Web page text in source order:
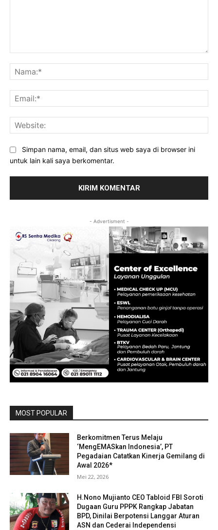
Simpan nama, email, dan situs web saya di browser ini
untuk lain kali saya berkomentar.
- Advertisment -
MOST POPULAR
Berkomitmen Terus Melaju
‘MengEMASkan Indonesia’, PT
Pegadaian Catatkan Kinerja Gemilang di
Awal 2026*
Mei 22, 2026
H.Nono Mujianto CEO Tabloid FBI Soroti
Dugaan Guru PPPK Rangkap Jabatan
BPD, Dinilai Berpotensi Langgar Aturan
ASN dan Cederai Independensi